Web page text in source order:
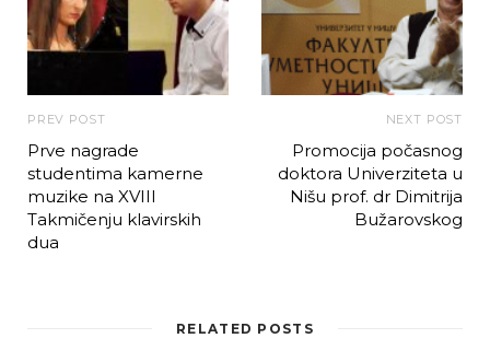
PREV POST
Prve nagrade
studentima kamerne
muzike na XVIII
Takmičenju klavirskih
dua
NEXT POST
Promocija počasnog
doktora Univerziteta u
Nišu prof. dr Dimitrija
Bužarovskog
RELATED POSTS